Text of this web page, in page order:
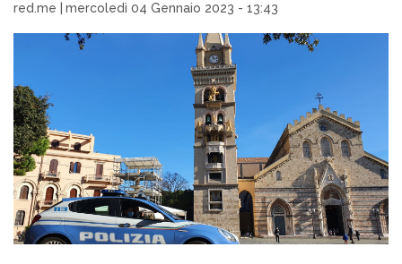
red.me mercoledì 04 Gennaio 2023 - 13:43